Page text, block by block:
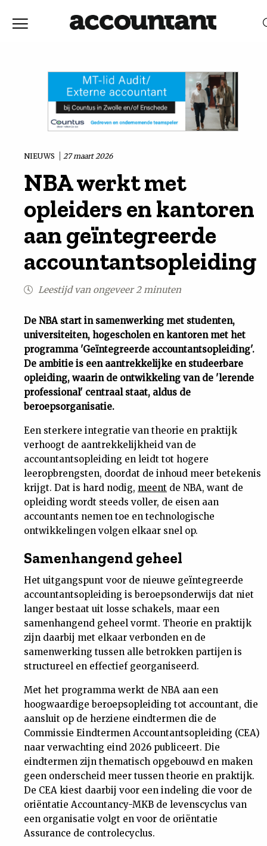
Discussie
Vaktechniek
Achtergrond
Uit
Feiten
Cijfers
Magazine
Podcast
Dossiers
Nieuwsbrief
Contact
NIEUWS 27 maart 2026
NBA werkt met
opleiders en kantoren
aan geïntegreerde
accountantsopleiding
Leestijd van ongeveer 2 minuten
De NBA start in samenwerking met studenten,
universiteiten, hogescholen en kantoren met het
programma 'Geïntegreerde accountantsopleiding'.
De ambitie is een aantrekkelijke en studeerbare
opleiding, waarin de ontwikkeling van de 'lerende
professional' centraal staat, aldus de
beroepsorganisatie.
Een sterkere integratie van theorie en praktijk
verhoogt de aantrekkelijkheid van de
accountantsopleiding en leidt tot hogere
leeropbrengsten, doordat de inhoud meer betekenis
krijgt. Dat is hard nodig, meent de NBA, want de
opleiding wordt steeds voller, de eisen aan
accountants nemen toe en technologische
ontwikkelingen volgen elkaar snel op.
Samenhangend geheel
Het uitgangspunt voor de nieuwe geïntegreerde
accountantsopleiding is beroepsonderwijs dat niet
langer bestaat uit losse schakels, maar een
samenhangend geheel vormt. Theorie en praktijk
zijn daarbij met elkaar verbonden en de
samenwerking tussen alle betrokken partijen is
structureel en effectief georganiseerd.
Met het programma werkt de NBA aan een
hoogwaardige beroepsopleiding tot accountant, die
aansluit op de herziene eindtermen die de
Commissie Eindtermen Accountantsopleiding (CEA)
naar verwachting eind 2026 publiceert. Die
eindtermen zijn thematisch opgebouwd en maken
geen onderscheid meer tussen theorie en praktijk.
De CEA kiest daarbij voor een indeling die voor de
oriëntatie Accountancy-MKB de levenscyclus van
een organisatie volgt en voor de oriëntatie
Assurance de controlecyclus.
RELEVANTIEDATUM